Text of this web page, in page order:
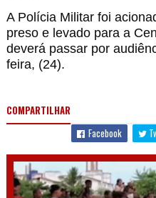
A Polícia Militar foi
preso e levado para a
deverá passar por
feira, (24).
COMPARTILHAR
Facebook